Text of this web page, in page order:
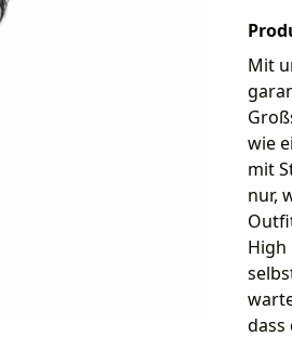
Mit
wie
mit
nur,
High
dass